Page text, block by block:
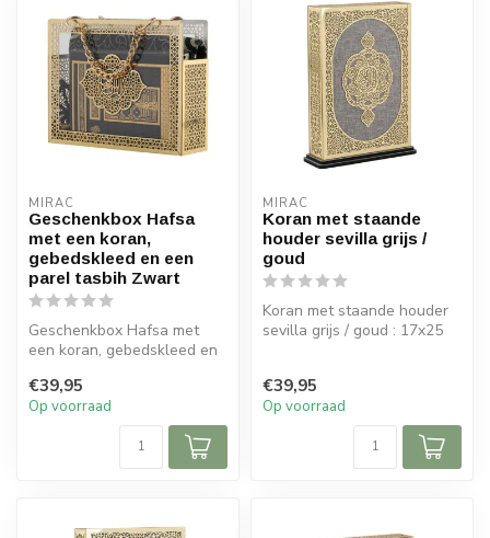
MIRAC
Geschenkbox Hafsa
met een koran,
gebedskleed en een
parel tasbih Zwart
Geschenkbox Hafsa met
een koran, gebedskleed en
Afm...
€39,95
Op voorraad
MIRAC
Koran met staande
houder sevilla grijs /
goud
Koran met staande houder
sevilla grijs / goud : 17x25
€39,95
Op voorraad